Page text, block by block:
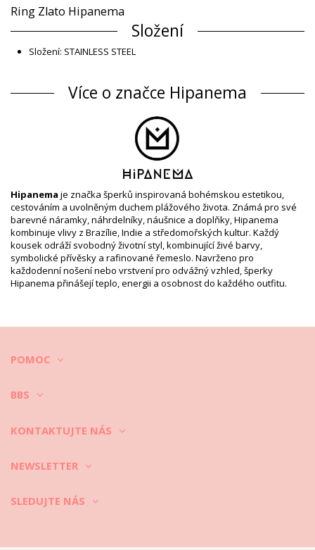
Ring Zlato Hipanema
Složení
Složení: STAINLESS STEEL
Oddělení: Dámské, Ring
Balíček obsahuje: 1 x Ring (Jiná příslušenství nejsou zahrnuta)
EAN: 54 (3701580124038), 56 (3701580125554)
Odkaz na dodavatele: H2456ALEXAR
Váha: 35g / 0.08lb / 1.23oz
Instrukce pro mytí a péči
Instrukce pro péči: Hipanema Ring Alexandria Silver
Hipenema
Sundávejte si je před plaváním a nasaďte při speciální události.
Po nošení šperků je očistěte vlhkou, čistou a jemnou látkou.
Více o značce Hipanema
Hipanema je značka šperků inspirovaná bohémskou estetikou,
cestováním a uvolněným duchem plážového života. Známá pro své
barevné náramky, náhrdelníky, náušnice a doplňky, Hipanema
kombinuje vlivy z Brazílie, Indie a středomořských kultur. Každý
kousek odráží svobodný životní styl, kombinující živé barvy,
symbolické přívěsky a rafinované řemeslo. Navrženo pro
každodenní nošení nebo vrstvení pro odvážný vzhled, šperky
Hipanema přinášejí teplo, energii a osobnost do každého outfitu.
POMOC
BBS
KONTAKTUJTE NÁS
NEWSLETTER
SLEDUJTE NÁS